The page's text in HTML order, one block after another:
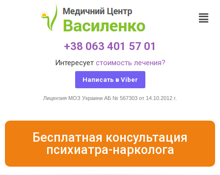
+38 063 401 57 01
Интересует стоимость лечения?
Написать в Viber
Лицензия МОЗ Украини АБ № 567303 от 14.10.2012 г.
Бесплатная консультация
психиатра-нарколога